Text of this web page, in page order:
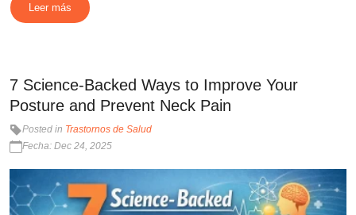
Leer más
7 Science-Backed Ways to Improve Your
Posture and Prevent Neck Pain
Posted in Trastornos de Salud
Fecha: Dec 24, 2025